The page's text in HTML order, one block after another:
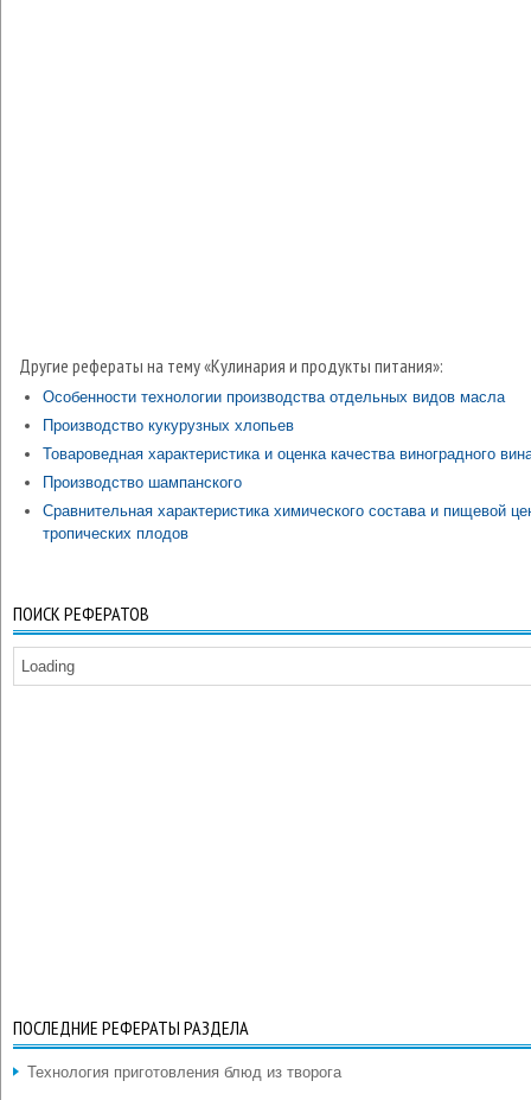
Другие рефераты на тему «Кулинария и продукты питания»:
Особенности технологии производства отдельных видов масла
Производство кукурузных хлопьев
Товароведная характеристика и оценка качества виноградного
Производство шампанского
Сравнительная характеристика химического состава и пищевой
тропических плодов
ПОИСК РЕФЕРАТОВ
Loading
ПОСЛЕДНИЕ РЕФЕРАТЫ РАЗДЕЛА
Технология приготовления блюд из творога